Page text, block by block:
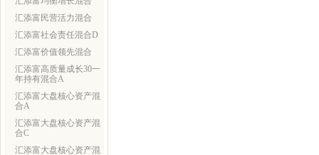
汇添富民营活力混合
汇添富社会责任混合D
汇添富价值领先混合
汇添富高质量成长30一
年持有混合A
汇添富大盘核心资产混
合A
汇添富大盘核心资产混
合C
汇添富大盘核心资产混